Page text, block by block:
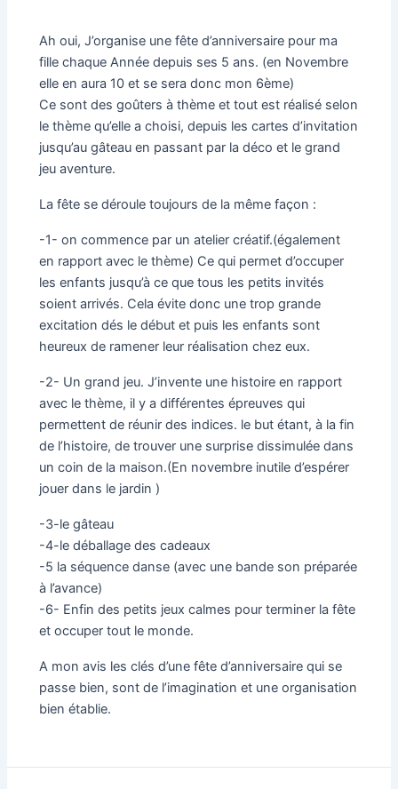
Ah oui, J’organise une fête d’anniversaire pour ma
fille chaque Année depuis ses 5 ans. (en Novembre
elle en aura 10 et se sera donc mon 6ème)
Ce sont des goûters à thème et tout est réalisé selon
le thème qu’elle a choisi, depuis les cartes d’invitation
jusqu’au gâteau en passant par la déco et le grand
jeu aventure.
La fête se déroule toujours de la même façon :
-1- on commence par un atelier créatif.(également
en rapport avec le thème) Ce qui permet d’occuper
les enfants jusqu’à ce que tous les petits invités
soient arrivés. Cela évite donc une trop grande
excitation dés le début et puis les enfants sont
heureux de ramener leur réalisation chez eux.
-2- Un grand jeu. J’invente une histoire en rapport
avec le thème, il y a différentes épreuves qui
permettent de réunir des indices. le but étant, à la fin
de l’histoire, de trouver une surprise dissimulée dans
un coin de la maison.(En novembre inutile d’espérer
jouer dans le jardin )
-3-le gâteau
-4-le déballage des cadeaux
-5 la séquence danse (avec une bande son préparée
à l’avance)
-6- Enfin des petits jeux calmes pour terminer la fête
et occuper tout le monde.
A mon avis les clés d’une fête d’anniversaire qui se
passe bien, sont de l’imagination et une organisation
bien établie.